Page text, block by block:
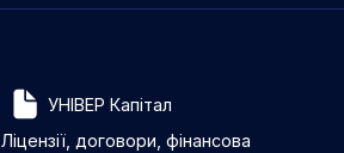
УНІВЕР Капітал
Ліцензії, договори, фінансова